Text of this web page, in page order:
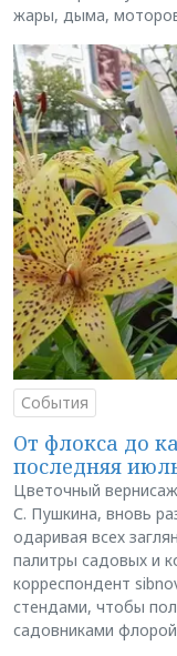
жары, дыма, моторов
События
От флокса до
последняя
Цветочный
С. Пушкина, вновь
одаривая всех
палитры садовых и
корреспондент
стендами, чтобы
садовниками флорой